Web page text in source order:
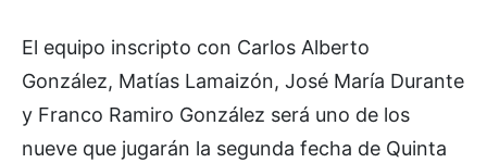
El equipo inscripto con Carlos Alberto
González, Matías Lamaizón, José María Durante
y Franco Ramiro González será uno de los
nueve que jugarán la segunda fecha de Quinta